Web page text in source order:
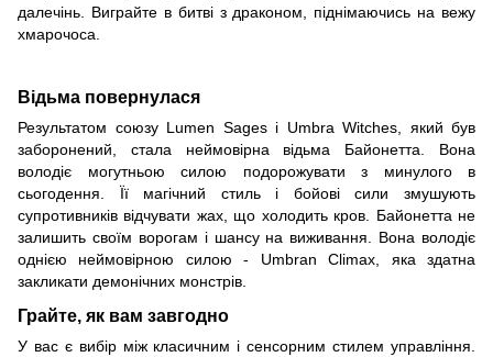
далечінь. Виграйте в битві з драконом, піднімаючись на вежу
хмарочоса.
Відьма повернулася
Результатом союзу Lumen Sages і Umbra Witches, який був
заборонений, стала неймовірна відьма Байонетта. Вона
володіє могутньою силою подорожувати з минулого в
сьогодення. Її магічний стиль і бойові сили змушують
супротивників відчувати жах, що холодить кров. Байонетта не
залишить своїм ворогам і шансу на виживання. Вона володіє
однією неймовірною силою - Umbran Climax, яка здатна
закликати демонічних монстрів.
Грайте, як вам завгодно
У вас є вибір між класичним і сенсорним стилем управління.